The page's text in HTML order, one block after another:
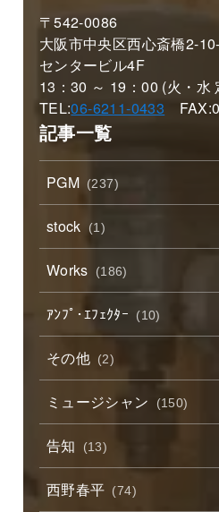
〒542-0086
大阪市中央区西心斎橋2-
センタービル4F
13：30 ～ 19：00 (火・水
TEL:06-6211-0433
記事一覧
PGM (237)
stock (1)
Works (186)
ｱﾝﾌﾟ･ｴﾌｪｸﾀｰ (10)
その他 (2)
ミュージシャン (150)
告知 (13)
西野春平 (74)